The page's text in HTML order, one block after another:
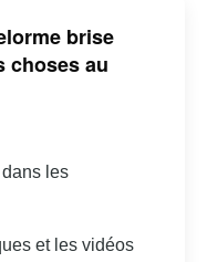
brise
choses au
les
et les vidéos